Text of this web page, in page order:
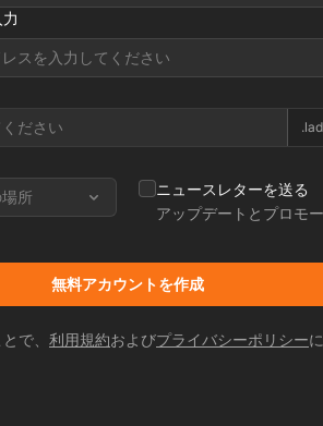
所
ニュースレターを送る
アップデートとプロモ
無料アカウントを作成
で、 利用規約およびプライバシーポリシー